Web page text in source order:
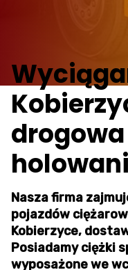
drogowa
Nasza firma
pojazdów
Kobierzyce,
Posiadamy ciężki
wyposażone we